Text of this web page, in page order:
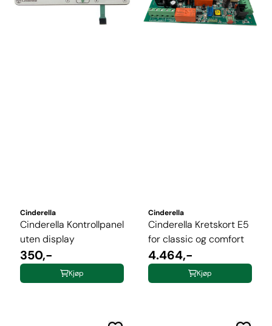
Cinderella
Cinderella Kontrollpanel
uten display
350,-
Kjøp
Cinderella
Cinderella Kretskort E5
for classic og comfort
4.464,-
Kjøp